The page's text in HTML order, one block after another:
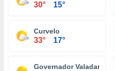
30° 15°
Curvelo
33° 17°
Governador Valadares